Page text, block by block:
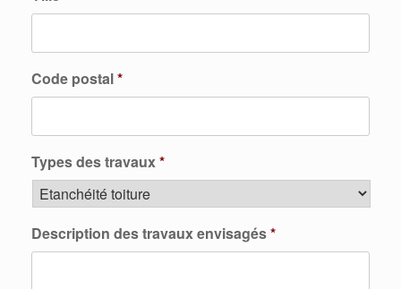
Code postal*
Types des travaux*
Description des travaux envisagés*